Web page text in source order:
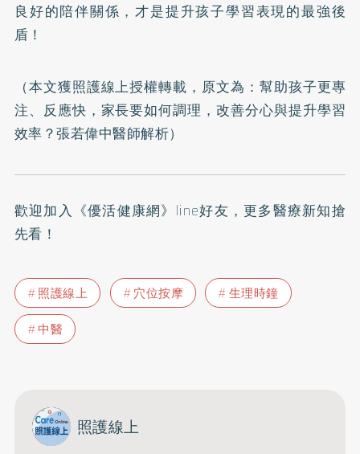
良好的陪伴關係，才是提升孩子學習表現的最強後
盾！
（本文獲照護線上授權轉載，原文為： 幫助孩子更專
注、反應快，家長要如何調理，改善分心與提升學習
效率？張若偉中醫師解析）
歡迎加入 《優活健康網》line好友 ，更多醫療新知搶
先看！
照護線上 穴位按摩
生理時鐘
中醫
照護線上